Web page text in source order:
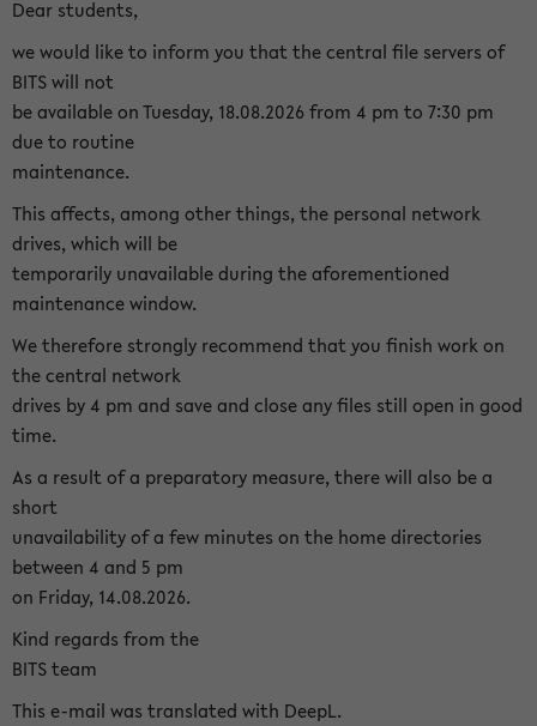
Dear students,
we would like to inform you that the central file servers of
BITS will not
be available on Tuesday, 18.08.2026 from 4 pm to 7:30 pm
due to routine
maintenance.
This affects, among other things, the personal network
drives, which will be
temporarily unavailable during the aforementioned
maintenance window.
We therefore strongly recommend that you finish work on
the central network
drives by 4 pm and save and close any files still open in good
time.
As a result of a preparatory measure, there will also be a
short
unavailability of a few minutes on the home directories
between 4 and 5 pm
on Friday, 14.08.2026.
Kind regards from the
BITS team
This e-mail was translated with DeepL.